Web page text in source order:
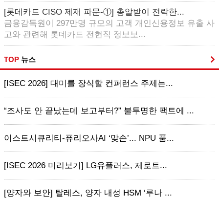
[롯데카드 CISO 제재 파문-①] 총알받이 전락한...
금융감독원이 297만명 규모의 고객 개인신용정보 유출 사
고와 관련해 롯데카드 전현직 정보보...
TOP 뉴스
[ISEC 2026] 대미를 장식할 컨퍼런스 주제는...
“조사도 안 끝났는데 보고부터?” 불투명한 팩트에 ...
이스트시큐리티-퓨리오사AI ‘맞손’... NPU 품...
[ISEC 2026 미리보기] LG유플러스, 제로트...
[양자와 보안] 탈레스, 양자 내성 HSM ‘루나 ...